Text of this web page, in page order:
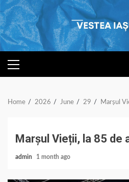
Skip
to
content
PRIMARY
MENU
Home 2026 June 29 Marșul
Marșul Vieții, la 85 de
admin 1 month ago